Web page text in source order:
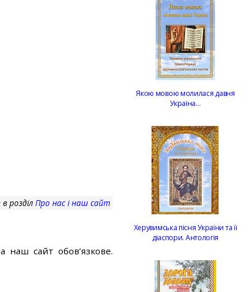
розділ Про нас і наш сайт
наш сайт обов’язкове.
Якою мовою молилася давня
Україна…
Херувимська пісня України та її
діаспори. Антологія